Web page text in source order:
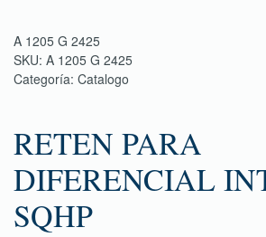
A 1205 G 2425
SKU: A 1205 G 2425
Categoría: Catalogo
RETEN PARA
DIFERENCIAL
SQHP